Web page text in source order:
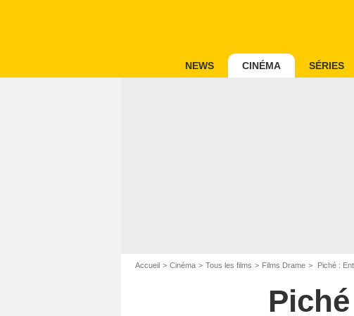
NEWS CINÉMA SÉRIES
Accueil Cinéma Tous les films Films Drame Piché :